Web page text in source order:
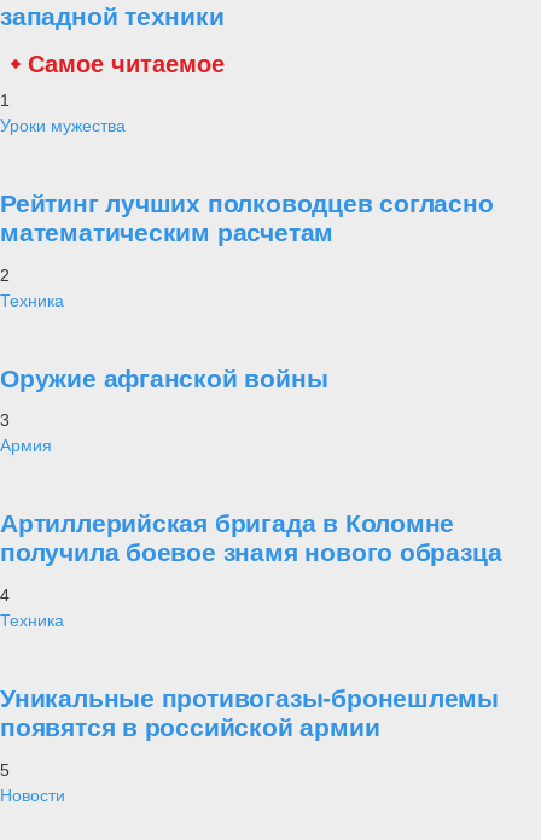
западной техники
Самое читаемое
1
Уроки мужества
Рейтинг лучших полководцев согласно
математическим расчетам
2
Техника
Оружие афганской войны
3
Армия
Артиллерийская бригада в Коломне
получила боевое знамя нового образца
4
Техника
Уникальные противогазы-бронешлемы
появятся в российской армии
5
Новости